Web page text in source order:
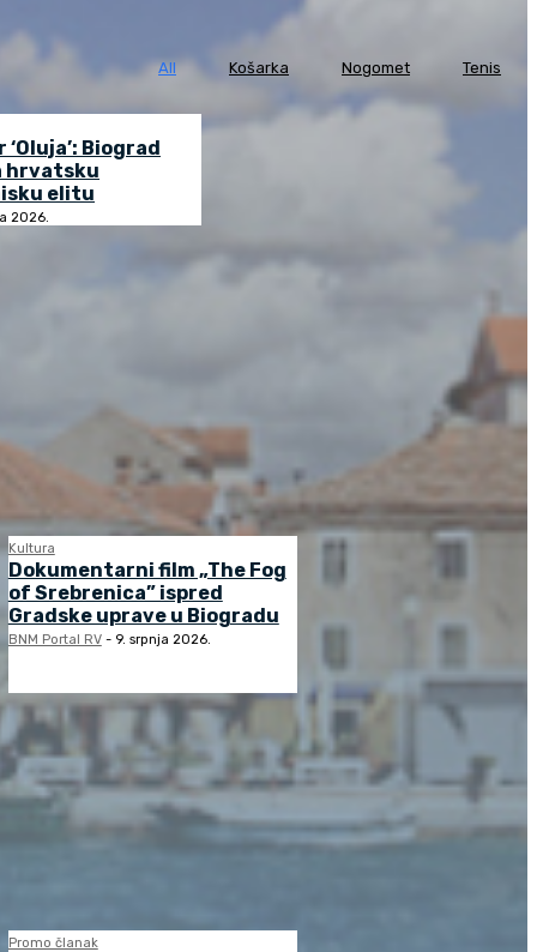
All Košarka Nogomet Tenis
Biograd
hrvatsku
elitu
2026.
Kultura
Dokumentarni film „The Fog
of Srebrenica” ispred
Gradske uprave u Biogradu
BNM Portal RV - 9. srpnja 2026.
Promo članak